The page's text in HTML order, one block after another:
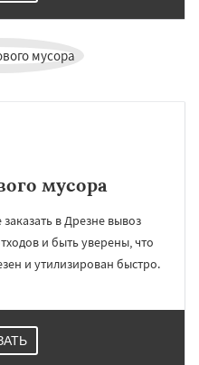
мусора
в Дрезне вывоз
и быть уверены, что
и утилизирован быстро.